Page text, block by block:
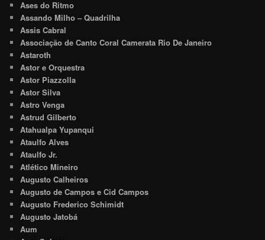
Ases do Ritmo
Assando Milho – Quadrilha
Assis Cabral
Associação de Canto Coral Camerata Rio De Janeiro
Astaroth
Astor e Orquestra
Astor Piazzolla
Astor Silva
Astro Venga
Astrud Gilberto
Atahualpa Yupanqui
Ataulfo Alves
Ataulfo Jr.
Atlético Mineiro
Augusto Calheiros
Augusto de Campos e Cid Campos
Augusto Frederico Schimidt
Augusto Jatobá
Aum